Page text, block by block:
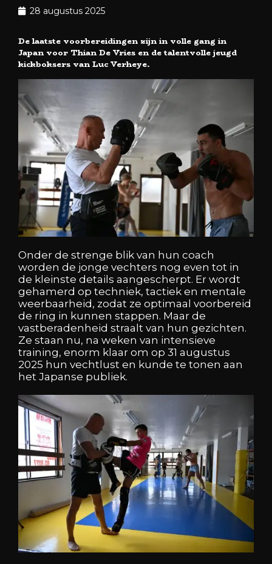
28 augustus 2025
De laatste voorbereidingen zijn in volle gang in
Japan voor Thian De Vries en de talentvolle jeugd
kickboksers van Luc Verheye.
Onder de strenge blik van hun coach
worden de jonge vechters nog even tot in
de kleinste details aangescherpt. Er wordt
gehamerd op techniek, tactiek en mentale
weerbaarheid, zodat ze optimaal voorbereid
de ring in kunnen stappen. Maar de
vastberadenheid straalt van hun gezichten.
Ze staan nu, na weken van intensieve
training, enorm klaar om op 31 augustus
2025 hun vechtlust en kunde te tonen aan
het Japanse publiek.